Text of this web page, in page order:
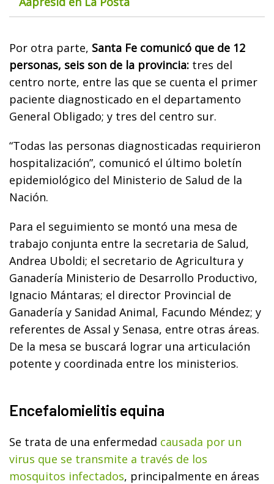
Por otra parte, Santa Fe comunicó que de 12
personas, seis son de la provincia: tres del
centro norte, entre las que se cuenta el primer
paciente diagnosticado en el departamento
General Obligado; y tres del centro sur.
“Todas las personas diagnosticadas requirieron
hospitalización”, comunicó el último boletín
epidemiológico del Ministerio de Salud de la
Nación.
Para el seguimiento se montó una mesa de
trabajo conjunta entre la secretaria de Salud,
Andrea Uboldi; el secretario de Agricultura y
Ganadería Ministerio de Desarrollo Productivo,
Ignacio Mántaras; el director Provincial de
Ganadería y Sanidad Animal, Facundo Méndez; y
referentes de Assal y Senasa, entre otras áreas.
De la mesa se buscará lograr una articulación
potente y coordinada entre los ministerios.
Encefalomielitis equina
Se trata de una enfermedad causada por un
virus que se transmite a través de los
mosquitos infectados, principalmente en áreas